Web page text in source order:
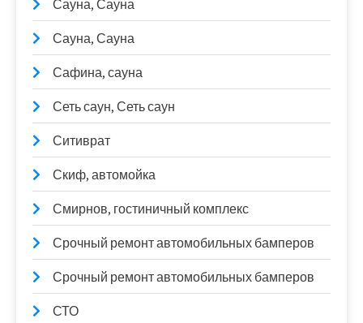
Сауна, Сауна
Сауна, Сауна
Сафина, сауна
Сеть саун, Сеть саун
Ситиврат
Скиф, автомойка
Смирнов, гостиничный комплекс
Срочный ремонт автомобильных бамперов
Срочный ремонт автомобильных бамперов
СТО